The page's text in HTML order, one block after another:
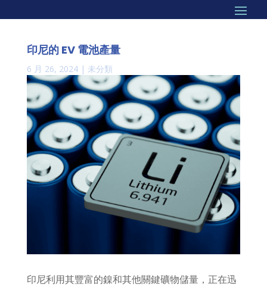
印尼的 EV 電池產量
6 月 26, 2024| 未分類
印尼利用其豐富的鎳和其他關鍵礦物儲量，正在迅